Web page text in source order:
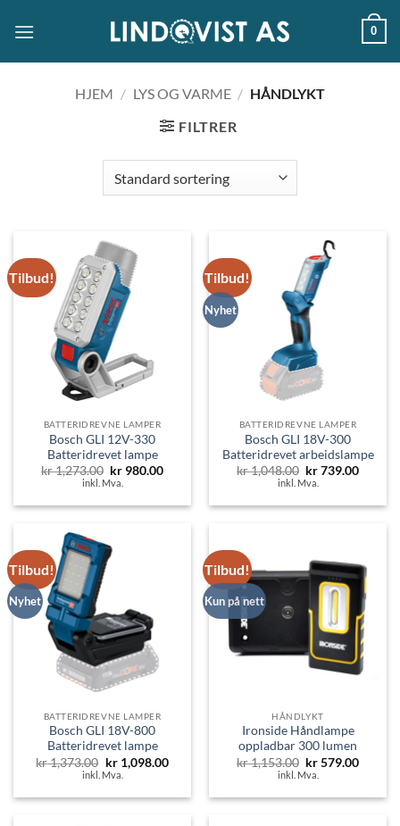
0
HJEM / LYS OG VARME / HÅNDLYKT
FILTRER
Tilbud!
BATTERIDREVNE LAMPER
Bosch GLI 12V-330
Batteridrevet lampe
kr1,273.00 Opprinnelig
pris
kr 1,273.00.
kr 980.00Nåværende
kr 980.00.
inkl. Mva.
Tilbud!
Nyhet
BATTERIDREVNE LAMPER
Bosch GLI 18V-300
Batteridrevet arbeidslampe
kr1,048.00 Opprinnelig
pris
kr 1,048.00.
kr739.00
kr
inkl. Mva.
Tilbud!
Nyhet
BATTERIDREVNE LAMPER
Bosch GLI 18V-800
Batteridrevet lampe
kr1,373.00 Opprinnelig
pris
kr 1,373.00.
kr1,098.00Nåværende
kr 1,098.00.
inkl. Mva.
Tilbud!
Kun på nett
HÅNDLYKT
Ironside Håndlampe
oppladbar 300 lumen
kr1,153.00 Opprinnelig
pris
kr 1,153.00.
kr579.00
kr
inkl. Mva.